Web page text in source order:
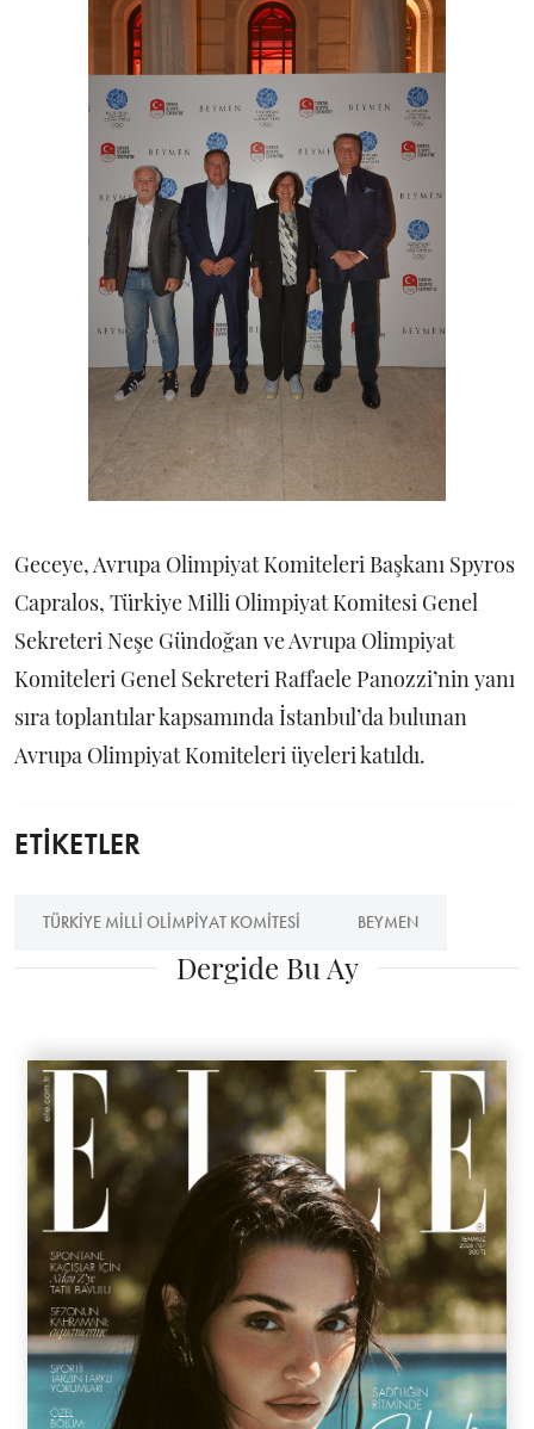
Geceye, Avrupa Olimpiyat Komiteleri Başkanı Spyros
Capralos, Türkiye Milli Olimpiyat Komitesi Genel
Sekreteri Neşe Gündoğan ve Avrupa Olimpiyat
Komiteleri Genel Sekreteri Raffaele Panozzi’nin yanı
sıra toplantılar kapsamında İstanbul’da bulunan
Avrupa Olimpiyat Komiteleri üyeleri katıldı.
ETİKETLER
TÜRKIYE MILLI OLIMPIYAT KOMITESI BEYMEN
Dergide Bu Ay